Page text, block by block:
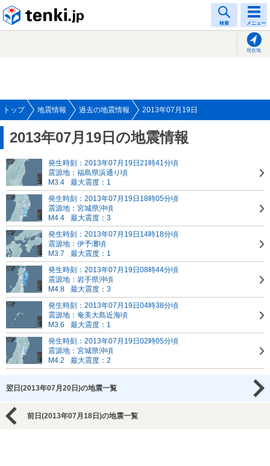
検索 メニュー
現在地
トップ 地震情報 過去の地震情報 2013年07月19日
2013年07月19日の地震情報
発生時刻：2013年07月19日21時41分頃
震源地：福島県浜通り頃
M3.4
最大震度：1
発生時刻：2013年07月19日18時05分頃
震源地：宮城県沖頃
M4.4
最大震度：3
発生時刻：2013年07月19日14時18分頃
震源地：伊予灘頃
M3.7
最大震度：1
発生時刻：2013年07月19日08時44分頃
震源地：岩手県沖頃
M4.8
最大震度：3
発生時刻：2013年07月19日04時38分頃
震源地：奄美大島近海頃
M3.6
最大震度：1
発生時刻：2013年07月19日02時05分頃
震源地：宮城県沖頃
M4.2
最大震度：2
翌日(2013年07月20日)の地震一覧
前日(2013年07月18日)の地震一覧